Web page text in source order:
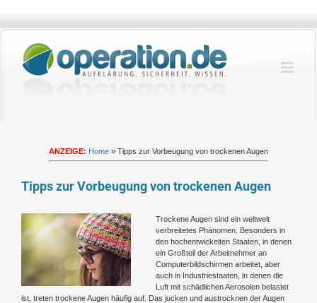
springen
ANZEIGE: Home » Tipps zur Vorbeugung von trockenen Augen
Tipps zur Vorbeugung von trockenen Augen
Zeige
grösseres
Trockene Augen sind ein weltweit
verbreitetes Phänomen. Besonders in
den hochentwickelten Staaten, in denen
ein Großteil der Arbeitnehmer an
Computerbildschirmen arbeitet, aber
auch in Industriestaaten, in denen die
Luft mit schädlichen Aerosolen belastet
ist, treten trockene Augen häufig auf. Das jucken und austrocknen der Augen